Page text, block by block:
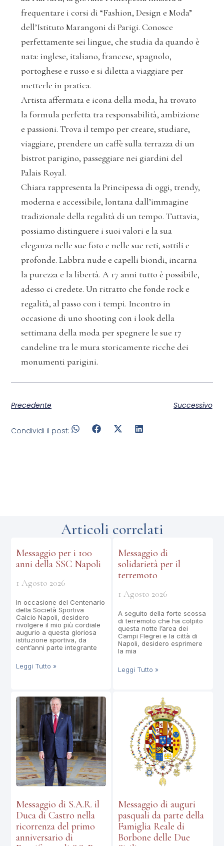
frequentare i corsi di “Fashion, Design e Moda”
dell’Istituto Marangoni di Parigi. Conosce
perfettamente sei lingue, che studia da quando è
nata: inglese, italiano, francese, spagnolo,
portoghese e russo e si diletta a viaggiare per
metterle in pratica.
Artista affermata e icona della moda, ha trovato
la formula perfetta tra responsabilità, ambizione
e passioni. Trova il tempo per creare, studiare,
viaggiare, prendere un caffè sulla terrazza di un
bistrot parigino, passeggiare nei giardini del
Palais Royal.
Chiara rappresenta la Principessa di oggi, trendy,
moderna e accessibile, lontana dall’immagine
tradizionale della regalità di un tempo. Tuttavia,
possiamo distinguere i suoi valori e la sua
eleganza nelle sue foto e nelle sue reti, sottili e
profonde. Labbra nude e capelli biondi, incarna
la purezza e la libertà. A 17 anni tutto è possibile,
adesso ci credete. Un ritratto che fonde rock e
regalità, al passo con i tempi. Incontro in
occasione di uno shooting con i look della
settimana della moda per spegnere le sue 17
candeline tra le mura storicamente ricche dei
monumenti parigini.
Precedente Successivo
Condividi il post:
Articoli correlati
Messaggio per i 100
anni della SSC Napoli
1 Agosto 2026
In occasione del Centenario
della Società Sportiva
Calcio Napoli, desidero
rivolgere il mio più cordiale
augurio a questa gloriosa
istituzione sportiva, da
cent’anni parte integrante
Leggi Tutto »
Messaggio di
solidarietà per il
terremoto
1 Agosto 2026
A seguito della forte scossa
di terremoto che ha colpito
questa notte l’area dei
Campi Flegrei e la città di
Napoli, desidero esprimere
la mia
Leggi Tutto »
Messaggio di S.A.R. il
Duca di Castro nella
ricorrenza del primo
anniversario di
Messaggio di auguri
pasquali da parte della
Famiglia Reale di
Borbone delle Due